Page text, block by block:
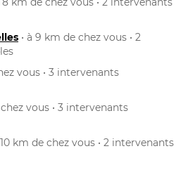
• à 9 km de chez vous • 2
vous • 3 intervenants
chez vous • 3 intervenants
10 km de chez vous • 2 intervenants